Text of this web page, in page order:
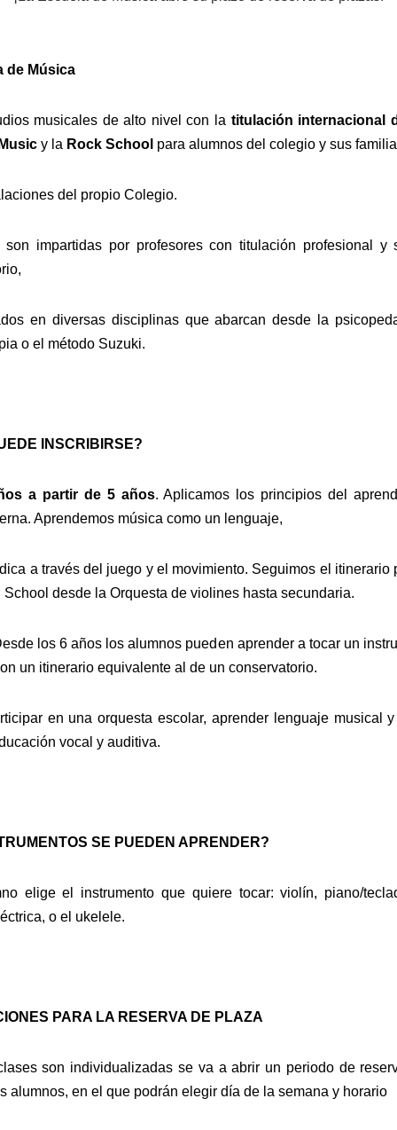
de Música
musicales de alto nivel con la titulación internacional
y la Rock School para alumnos del colegio y sus
del propio Colegio.
son impartidas por profesores con titulación profesional y
en diversas disciplinas que abarcan desde la
o el método Suzuki.
INSCRIBIRSE?
a partir de 5 años. Aplicamos los principios del
Aprendemos música como un lenguaje,
a través del juego y el movimiento. Seguimos el itinerario
desde la Orquesta de violines hasta secundaria.
los 6 años los alumnos pueden aprender a tocar un
un itinerario equivalente al de un conservatorio.
en una orquesta escolar, aprender lenguaje musical
vocal y auditiva.
SE PUEDEN APRENDER?
elige el instrumento que quiere tocar: violín, piano/
o el ukelele.
PARA LA RESERVA DE PLAZA
son individualizadas se va a abrir un periodo de
alumnos, en el que podrán elegir día de la semana y horario